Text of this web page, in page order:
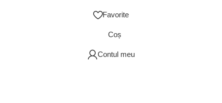
Favorite
Coș
Contul meu